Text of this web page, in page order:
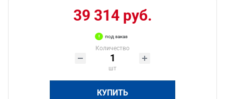
39 314 руб.
под заказ
Количество
шт
КУПИТЬ